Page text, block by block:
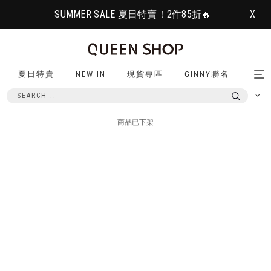
SUMMER SALE 夏日特賣！2件85折🔥 X
夏日特賣 NEW IN 現貨專區 GINNY聯名
商品已下架